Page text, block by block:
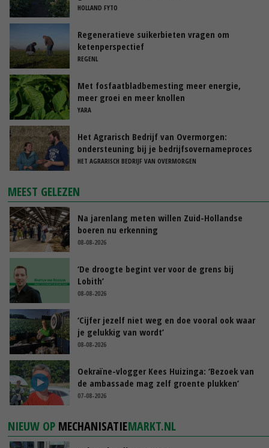
HOLLAND FYTO
Regeneratieve suikerbieten vragen om
ketenperspectief
REGENL
Met fosfaatbladbemesting meer energie,
meer groei en meer knollen
YARA
Het Agrarisch Bedrijf van Overmorgen:
ondersteuning bij je bedrijfsovernameproces
HET AGRARISCH BEDRIJF VAN OVERMORGEN
MEEST GELEZEN
Na jarenlang meten willen Zuid-Hollandse
boeren nu erkenning
08-08-2026
‘De droogte begint ver voor de grens bij
Lobith’
08-08-2026
‘Cijfer jezelf niet weg en doe vooral ook waar
je gelukkig van wordt’
08-08-2026
Oekraïne-vlogger Kees Huizinga: ‘Bezoek van
de ambassade mag zelf groente plukken’
07-08-2026
NIEUW OP MECHANISATIEMARKT.NL